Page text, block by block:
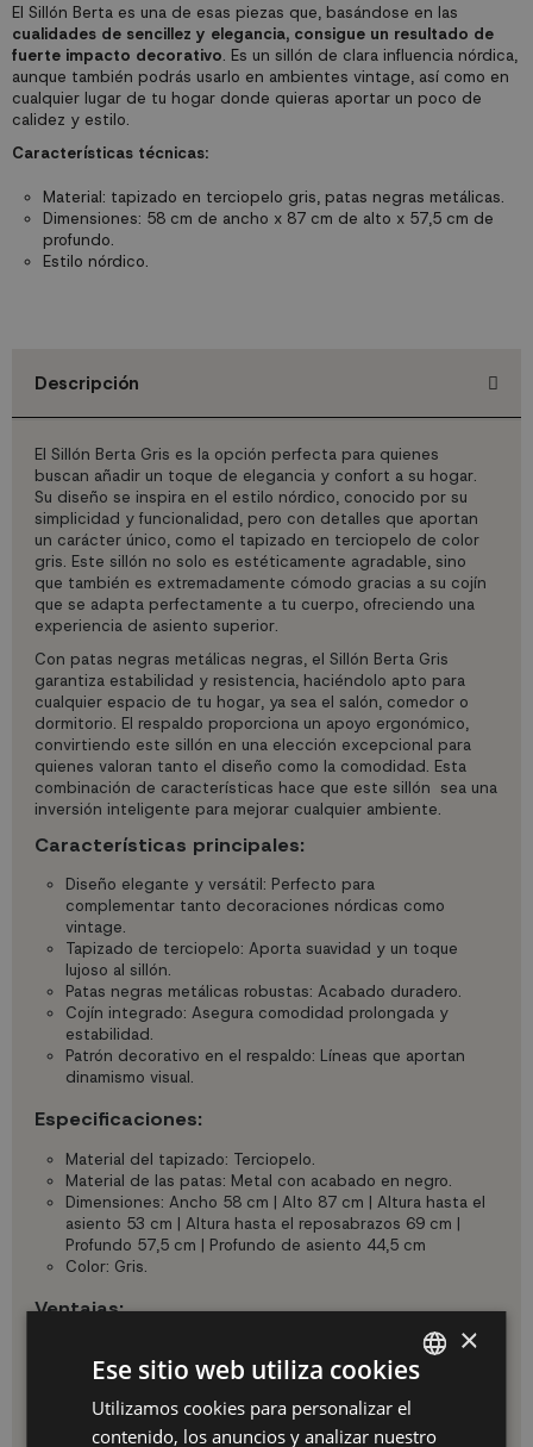
El Sillón Berta es una de esas piezas que, basándose en las
cualidades de sencillez y elegancia, consigue un resultado de
fuerte impacto decorativo. Es un sillón de clara influencia nórdica,
aunque también podrás usarlo en ambientes vintage, así como en
cualquier lugar de tu hogar donde quieras aportar un poco de
calidez y estilo.
Características técnicas:
Material: tapizado en terciopelo gris, patas negras metálicas.
Dimensiones: 58 cm de ancho x 87 cm de alto x 57,5 cm de
profundo.
Estilo nórdico.
Descripción
El Sillón Berta Gris es la opción perfecta para quienes
buscan añadir un toque de elegancia y confort a su hogar.
Su diseño se inspira en el estilo nórdico, conocido por su
simplicidad y funcionalidad, pero con detalles que aportan
un carácter único, como el tapizado en terciopelo de color
gris. Este sillón no solo es estéticamente agradable, sino
que también es extremadamente cómodo gracias a su cojín
que se adapta perfectamente a tu cuerpo, ofreciendo una
experiencia de asiento superior.
Con patas negras metálicas negras, el Sillón Berta Gris
garantiza estabilidad y resistencia, haciéndolo apto para
cualquier espacio de tu hogar, ya sea el salón, comedor o
dormitorio. El respaldo proporciona un apoyo ergonómico,
convirtiendo este sillón en una elección excepcional para
quienes valoran tanto el diseño como la comodidad. Esta
combinación de características hace que este sillón sea una
inversión inteligente para mejorar cualquier ambiente.
Características principales:
Diseño elegante y versátil: Perfecto para
complementar tanto decoraciones nórdicas como
vintage.
Tapizado de terciopelo: Aporta suavidad y un toque
lujoso al sillón.
Patas negras metálicas robustas: Acabado duradero.
Cojín integrado: Asegura comodidad prolongada y
estabilidad.
Patrón decorativo en el respaldo: Líneas que aportan
dinamismo visual.
Especificaciones:
Material del tapizado: Terciopelo.
Material de las patas: Metal con acabado en negro.
Dimensiones: Ancho 58 cm | Alto 87 cm | Altura hasta el
asiento 53 cm | Altura hasta el reposabrazos 69 cm |
Profundo 57,5 cm | Profundo de asiento 44,5 cm
Color: Gris.
Ventajas:
Estilo atemporal: Se adapta a diferentes estilos de
decoración, desde nórdico hasta vintage.
ergonómico ofrecen un soporte óptimo.
Fácil mantenimiento: Materiales de alta calidad que
SPANISH
×
Ese sitio web utiliza cookies
Utilizamos cookies para personalizar el
contenido, los anuncios y analizar nuestro